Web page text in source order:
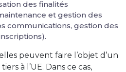
des finalités
et gestion des
communications, gestion des
peuvent faire l’objet d’un
à l’UE. Dans ce cas,